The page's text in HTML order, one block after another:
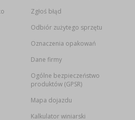
Zgłoś błąd
Odbiór zużytego sprzętu
Oznaczenia opakowań
Dane firmy
Ogólne bezpieczeństwo
produktów (GPSR)
Mapa dojazdu
Kalkulator winiarski